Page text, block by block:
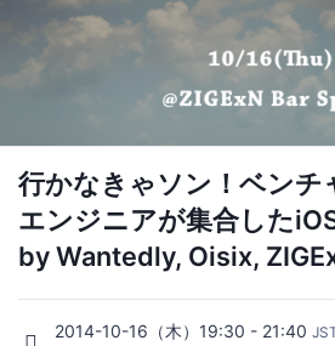
行かなきゃソン！ベンチ
エンジニアが集合した
by Wantedly, Oisix,
2014-10-16（木）19:30 - 21:40